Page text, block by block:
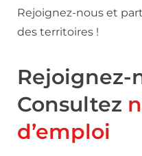
Rejoignez-nous et
des territoires !
Rejoignez-
Consultez
d’emploi